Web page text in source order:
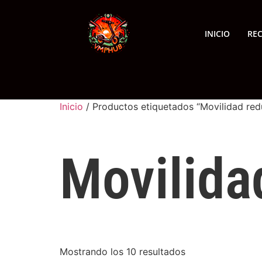
INICIO
Inicio / Productos etiquetados “Movilidad
Mostrando los 10 resultados